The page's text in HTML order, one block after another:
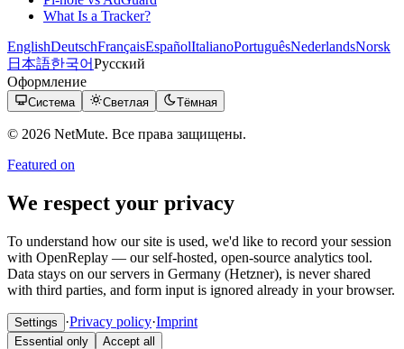
What Is a Tracker?
EnglishDeutschFrançaisEspañolItalianoPortuguêsNederlandsNorsk
日本語한국어Русский
Оформление
Система Светлая Тёмная
© 2026 NetMute. Все права защищены.
Featured on
We respect your privacy
To understand how our site is used, we'd like to record your session
with OpenReplay — our self-hosted, open-source analytics tool.
Data stays on our servers in Germany (Hetzner), is never shared
with third parties, and form input is ignored already in your browser.
Settings ·Privacy policy·Imprint
Essential only Accept all